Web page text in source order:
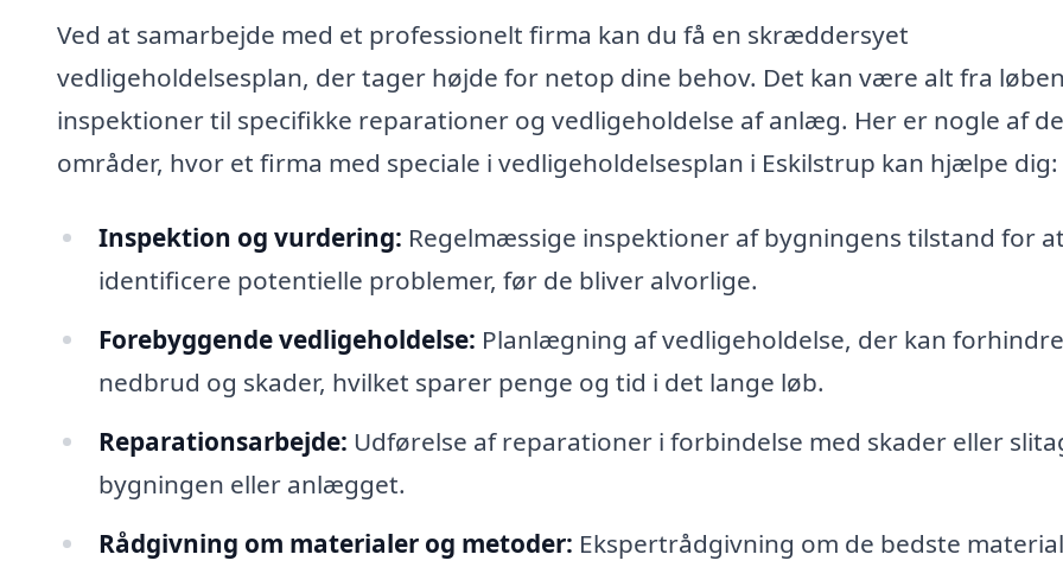
Ved at samarbejde med et professionelt firma kan du få en skræddersyet
vedligeholdelsesplan, der tager højde for netop dine behov. Det kan være alt fra
inspektioner til specifikke reparationer og vedligeholdelse af anlæg. Her er nogle af de
områder, hvor et firma med speciale i vedligeholdelsesplan i Eskilstrup kan hjælpe dig:
Inspektion og vurdering: Regelmæssige inspektioner af bygningens tilstand for at
identificere potentielle problemer, før de bliver alvorlige.
Forebyggende vedligeholdelse: Planlægning af vedligeholdelse, der kan forhindre
nedbrud og skader, hvilket sparer penge og tid i det lange løb.
Reparationsarbejde: Udførelse af reparationer i forbindelse med skader eller
bygningen eller anlægget.
Rådgivning om materialer og metoder: Ekspertrådgivning om de bedste